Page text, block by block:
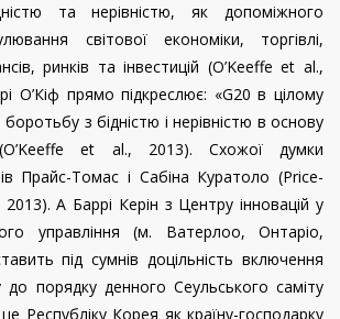
та нерівністю, як допоміжного
світової економіки, торгівлі,
ринків та інвестицій (O’Keeffeet al.,
О’Кіф прямо підкреслює: «G20 в цілому
з бідністю і нерівністю в основу
et al., 2013). Схожої думки
Прайс-Томас і Сабіна Куратоло (Price-
2013). А Баррі Керін з Центру інновацій у
управління (м. Ватерлоо, Онтаріо,
під сумнів доцільність включення
до порядку денного Сеульського саміту
Республіку Корея як країну-господарку